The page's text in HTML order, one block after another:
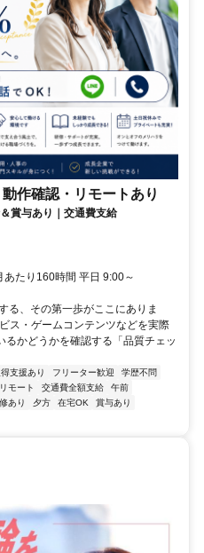
作確認・リモートあり
賞与あり｜交通費支給
たり160時間 平日 9:00～
る、その第一歩がここにありま
ス・ゲームコンテンツなどを実際
るかどうかを確認する「品質チェッ
支援あり フリーター歓迎
学歴不問
モート 交通費全額支給
午前
あり 夕方 在宅OK
賞与あり